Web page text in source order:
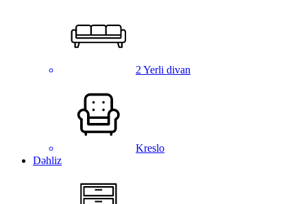
2 Yerli divan
Kreslo
Dəhliz